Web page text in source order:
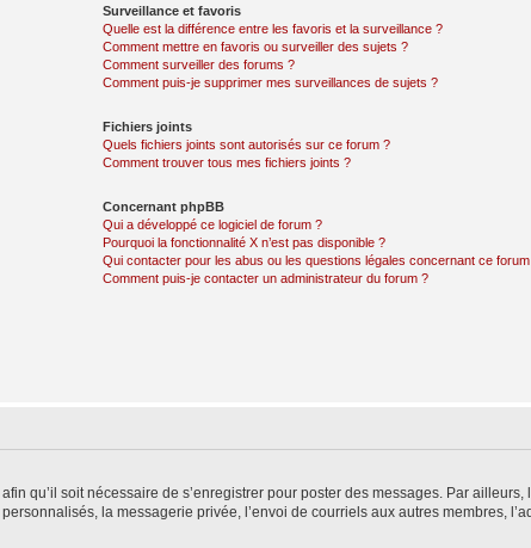
Surveillance et favoris
Quelle est la différence entre les favoris et la surveillance ?
Comment mettre en favoris ou surveiller des sujets ?
Comment surveiller des forums ?
Comment puis-je supprimer mes surveillances de sujets ?
Fichiers joints
Quels fichiers joints sont autorisés sur ce forum ?
Comment trouver tous mes fichiers joints ?
Concernant phpBB
Qui a développé ce logiciel de forum ?
Pourquoi la fonctionnalité X n’est pas disponible ?
Qui contacter pour les abus ou les questions légales concernant ce
Comment puis-je contacter un administrateur du forum ?
qu’il soit nécessaire de s’enregistrer pour poster des messages. Par ailleurs,
la messagerie privée, l’envoi de courriels aux autres membres,